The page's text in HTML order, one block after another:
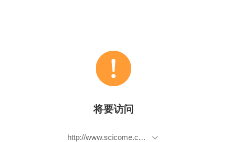
将要访问
http://www.scicome.com/scicome/detailPage?goods_id=1282&flag=1